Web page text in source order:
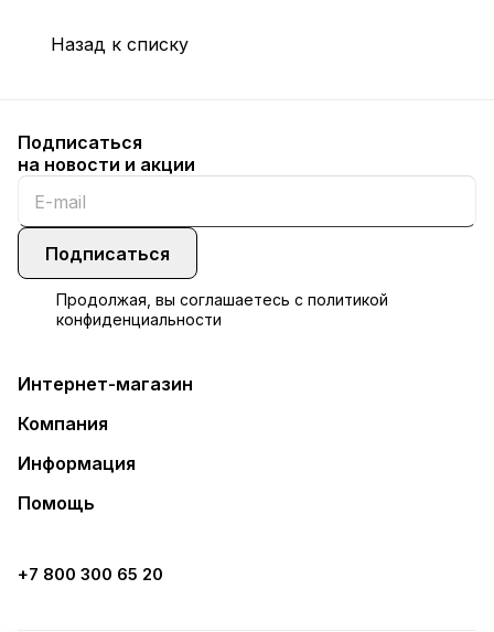
Назад к списку
Подписаться
на новости и акции
Подписаться
Продолжая, вы соглашаетесь с политикой
конфиденциальности
Интернет-магазин
Компания
Информация
Помощь
+7 800 300 65 20